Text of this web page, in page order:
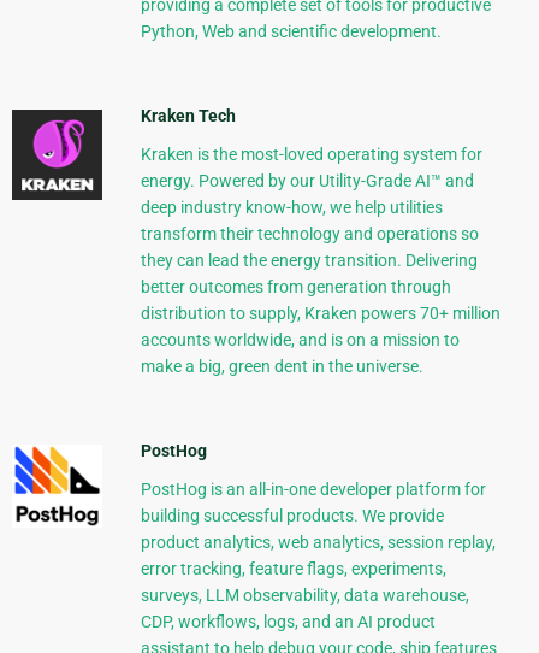
providing a complete set of tools for productive
Python, Web and scientific development.
Kraken Tech
Kraken is the most-loved operating system for
energy. Powered by our Utility-Grade AI™ and
deep industry know-how, we help utilities
transform their technology and operations so
they can lead the energy transition. Delivering
better outcomes from generation through
distribution to supply, Kraken powers 70+ million
accounts worldwide, and is on a mission to
make a big, green dent in the universe.
PostHog
PostHog is an all-in-one developer platform for
building successful products. We provide
product analytics, web analytics, session replay,
error tracking, feature flags, experiments,
surveys, LLM observability, data warehouse,
CDP, workflows, logs, and an AI product
assistant to help debug your code, ship features